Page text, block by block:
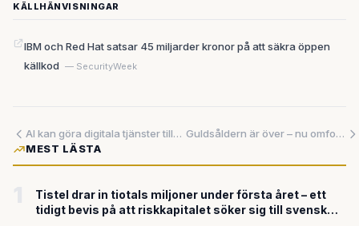
KÄLLHÄNVISNINGAR
IBM och Red Hat satsar 45 miljarder kronor på att säkra öppen
källkod — SecurityWeek
AI kan göra digitala tjänster tillgängliga för alla – om rätt spelregler sätts från början
Guldsåldern är över – nu omformar regionala staten den kinesiska elbilsindustrin
MEST LÄSTA
Tistel drar in tiotals miljoner under första året – ett
tidigt bevis på att riskkapitalet söker sig till svensk